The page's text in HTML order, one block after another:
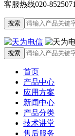
客服热线020-
首页
产品中心
应用方案
新闻中心
产品分类
技术讲堂
售后服务